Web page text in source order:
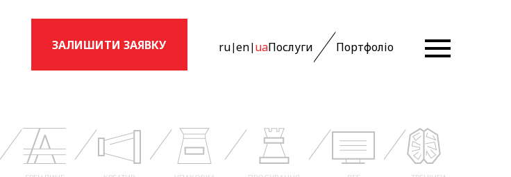
ЗАЛИШИТИ ЗАЯВКУ ru|en| uaПослуги Портфоліо